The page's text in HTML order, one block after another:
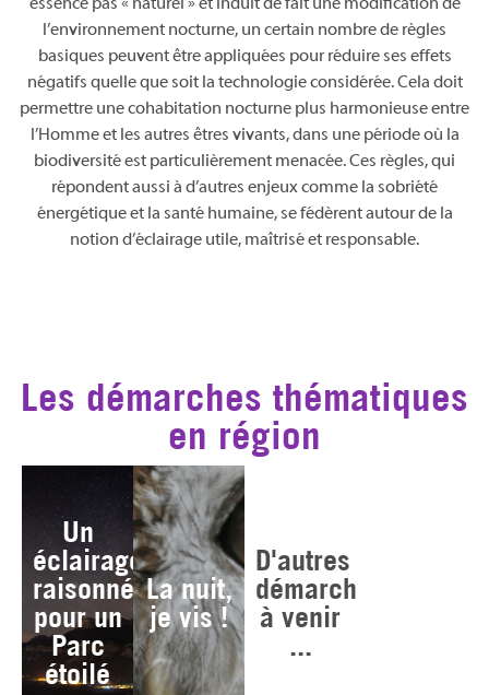
essence pas « naturel » et induit de fait une modification de
l’environnement nocturne, un certain nombre de règles
basiques peuvent être appliquées pour réduire ses effets
négatifs quelle que soit la technologie considérée. Cela doit
permettre une cohabitation nocturne plus harmonieuse entre
l’Homme et les autres êtres vivants, dans une période où la
biodiversité est particulièrement menacée. Ces règles, qui
répondent aussi à d’autres enjeux comme la sobriété
énergétique et la santé humaine, se fédèrent autour de la
notion d’éclairage utile, maîtrisé et responsable.
Les démarches thématiques
en région
Un
éclairage
raisonné
pour un
Parc
étoilé
La nuit,
je vis !
D'autres
démarches
à venir
...